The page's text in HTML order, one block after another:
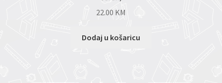
22.00 KM
Dodaj u košaricu